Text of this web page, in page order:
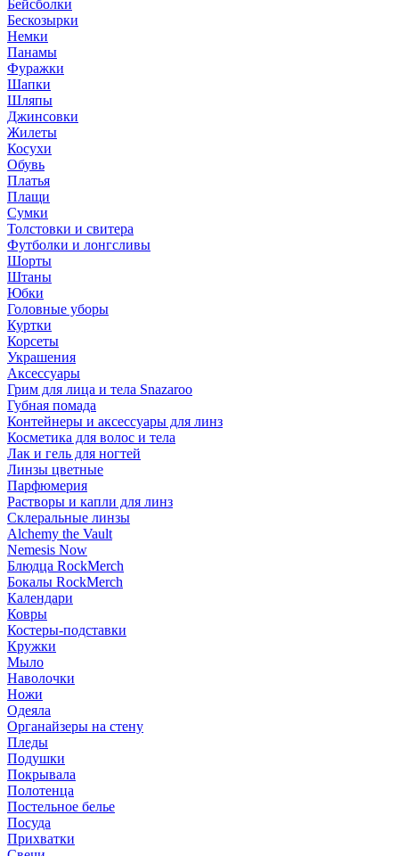
Бейсболки
Бескозырки
Немки
Панамы
Фуражки
Шапки
Шляпы
Джинсовки
Жилеты
Косухи
Обувь
Платья
Плащи
Сумки
Толстовки и свитера
Футболки и лонгсливы
Шорты
Штаны
Юбки
Головные уборы
Куртки
Корсеты
Украшения
Аксессуары
Грим для лица и тела Snazaroo
Губная помада
Контейнеры и аксессуары для линз
Косметика для волос и тела
Лак и гель для ногтей
Линзы цветные
Парфюмерия
Растворы и капли для линз
Склеральные линзы
Alchemy the Vault
Nemesis Now
Блюдца RockMerch
Бокалы RockMerch
Календари
Ковры
Костеры-подставки
Кружки
Мыло
Наволочки
Ножи
Одеяла
Органайзеры на стену
Пледы
Подушки
Покрывала
Полотенца
Постельное белье
Посуда
Прихватки